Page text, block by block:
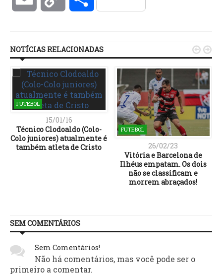
NOTÍCIAS RELACIONADAS
FUTEBOL
15/01/16
Técnico Clodoaldo (Colo-
Colo juniores) atualmente é
também atleta de Cristo
FUTEBOL
26/02/23
Vitória e Barcelona de
Ilhéus empatam. Os dois
não se classificam e
morrem abraçados!
 
SEM COMENTÁRIOS
Sem Comentários!
Não há comentários, mas você pode ser o
primeiro a comentar.